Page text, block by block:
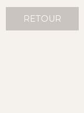
RETOUR